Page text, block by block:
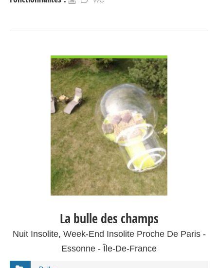
La bulle des champs
Nuit Insolite, Week-End Insolite Proche De Paris -
Essonne - Île-De-France